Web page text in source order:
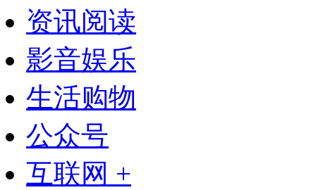
资讯阅读
影音娱乐
生活购物
公众号
互联网 +